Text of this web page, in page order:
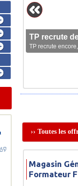
TP recrute
TP recrute
›› Toutes les
Magasin
Formateur